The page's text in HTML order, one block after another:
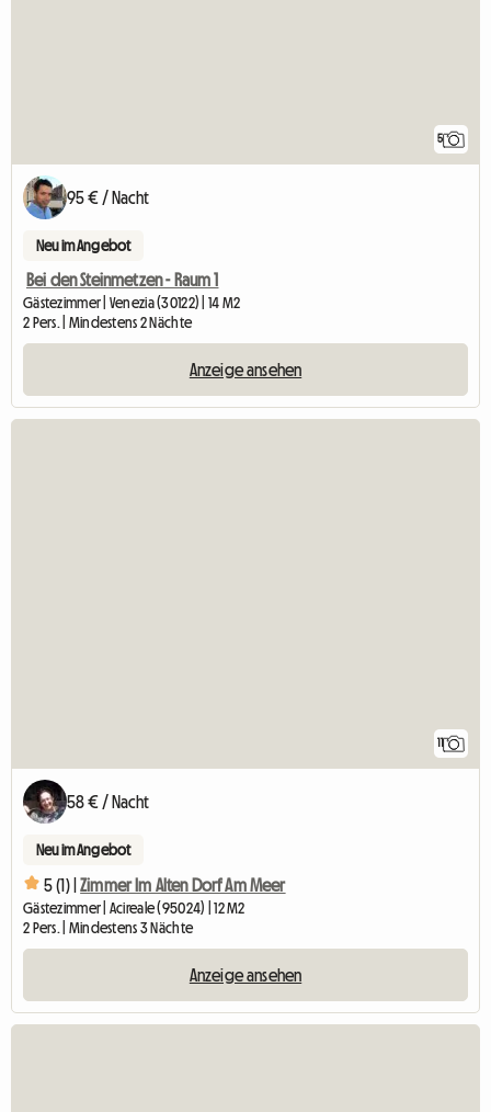
5
95 € / Nacht
Neu im Angebot
Bei den Steinmetzen - Raum 1
Gästezimmer | Venezia (30122) | 14 M2
2 Pers. | Mindestens 2 Nächte
Anzeige ansehen
11
58 € / Nacht
Neu im Angebot
5 (1) | Zimmer Im Alten Dorf Am Meer
Gästezimmer | Acireale (95024) | 12 M2
2 Pers. | Mindestens 3 Nächte
Anzeige ansehen